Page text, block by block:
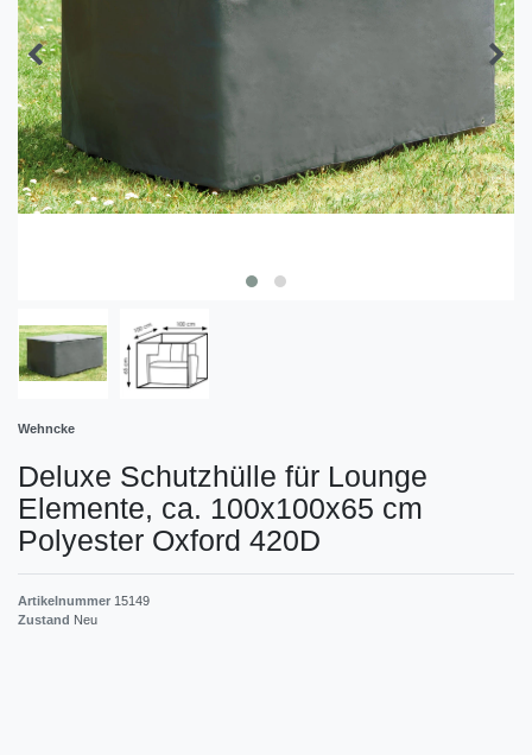
Wehncke
Deluxe Schutzhülle für Lounge
Elemente, ca. 100x100x65 cm
Polyester Oxford 420D
Artikelnummer 15149
Zustand Neu